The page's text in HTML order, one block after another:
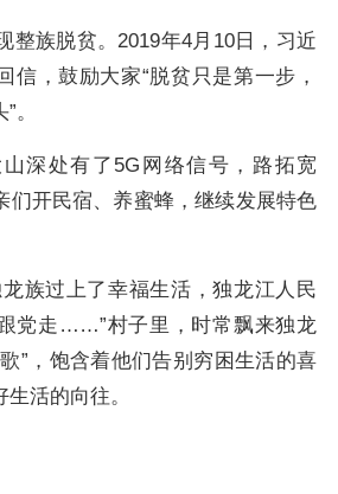
整族脱贫。2019年4月10日，习近
信，鼓励大家“脱贫只是第一步，
。
深处有了5G网络信号，路拓宽
们开民宿、养蜜蜂，继续发展特色
族过上了幸福生活，独龙江人民
党走……”村子里，时常飘来独龙
”，饱含着他们告别穷困生活的喜
活的向往。